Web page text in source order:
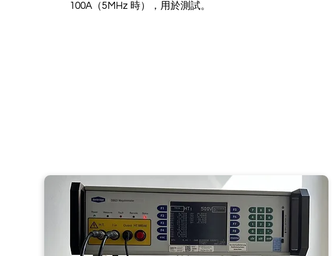
100A（5MHz 時），用於測試。